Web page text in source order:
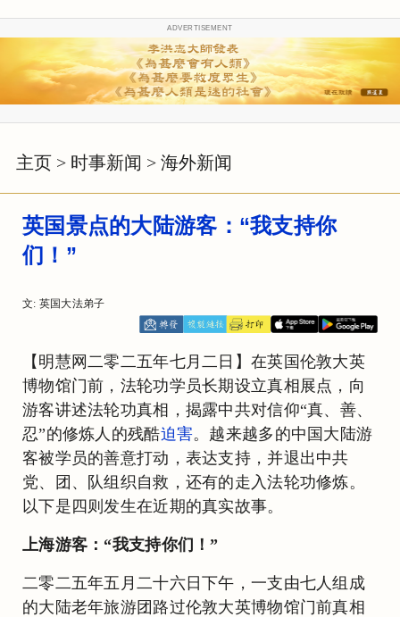
ADVERTISEMENT
主页 > 时事新闻 > 海外新闻
英国景点的大陆游客：“我支持你
们！”
文: 英国大法弟子
【明慧网二零二五年七月二日】在英国伦敦大英
博物馆门前，法轮功学员长期设立真相展点，向
游客讲述法轮功真相，揭露中共对信仰“真、善、
忍”的修炼人的残酷迫害。越来越多的中国大陆游
客被学员的善意打动，表达支持，并退出中共
党、团、队组织自救，还有的走入法轮功修炼。
以下是四则发生在近期的真实故事。
上海游客：“我支持你们！”
二零二五年五月二十六日下午，一支由七人组成
的大陆老年旅游团路过伦敦大英博物馆门前真相